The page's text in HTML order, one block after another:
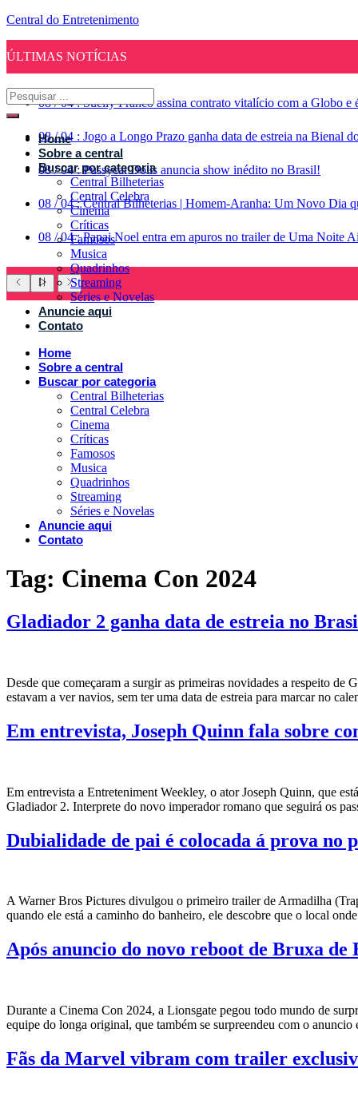
Central do Entretenimento
ÚLTIMAS NOTÍCIAS
08 / 04 : Suelly Franco assina contrato vitalício com a Globo e
08 / 04 : Jogo a Longo Prazo ganha data de estreia na Bienal
08 / 04 : Pussycat Dolls anuncia show inédito no Brasil!
08 / 04 : Central Bilheterias | Homem-Aranha: Um Novo Dia
08 / 04 : Papai Noel entra em apuros no trailer de Uma Noite
Home
Sobre a central
Buscar por categoria
Central Bilheterias
Central Celebra
Cinema
Críticas
Famosos
Musica
Quadrinhos
Streaming
Séries e Novelas
Anuncie aqui
Contato
Home
Sobre a central
Buscar por categoria
Central Bilheterias
Central Celebra
Cinema
Críticas
Famosos
Musica
Quadrinhos
Streaming
Séries e Novelas
Anuncie aqui
Contato
Tag: Cinema Con 2024
Gladiador 2 ganha data de estreia no
Desde que começaram a surgir as primeiras novidades a respeito
estavam a ver navios, sem ter uma data de estreia para marcar no
Em entrevista, Joseph Quinn fala sobre
Em entrevista a Entreteniment Weekley, o ator Joseph Quinn, que
Gladiador 2. Interprete do novo imperador romano que seguirá os
Dubialidade de pai é colocada á prova
A Warner Bros Pictures divulgou o primeiro trailer de Armadilha
quando ele está a caminho do banheiro, ele descobre que o local
Após anuncio do novo reboot de Bruxa
Durante a Cinema Con 2024, a Lionsgate pegou todo mundo de
equipe do longa original, que também se surpreendeu com o
Fãs da Marvel vibram com trailer